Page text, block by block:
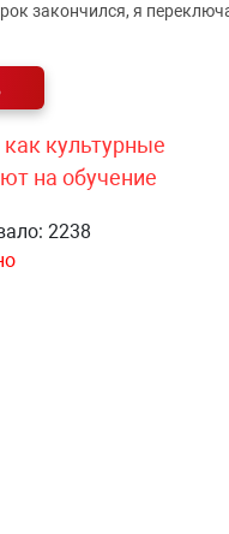
закончился, я
культурные
на обучение
2238